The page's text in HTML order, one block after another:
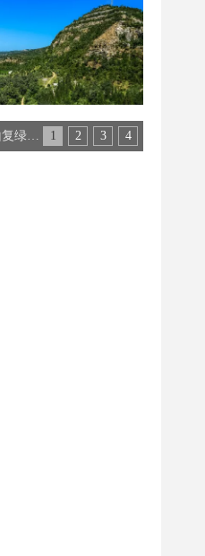
1 2 3 4
北山公园废弃矿山复绿工程